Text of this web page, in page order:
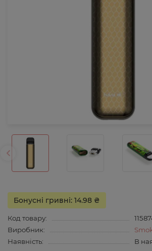
Бонусні гривні: 14.98 ₴
Код товару:
Виробник:
Наявність:
В